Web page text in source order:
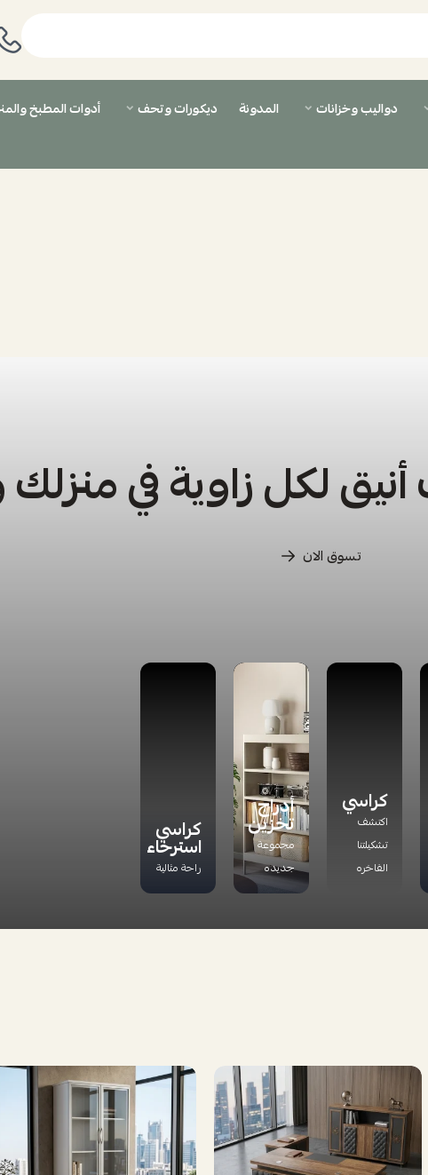
دواليب وخزانات المدونة ديكورات وتحف
أدوات المطبخ
لكل زاوية في
تسوق الان
كراسي
اكتشف
تشكيلتنا
الفاخره
أدراج
تخزين
مجموعة
جديده
كراسي
استرخاء
راحة مثالية